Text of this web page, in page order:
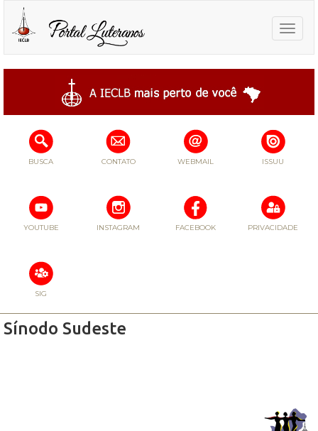
Toggle
BUSCA CONTATO WEBMAIL ISSUU
YOUTUBE INSTAGRAM FACEBOOK PRIVACIDADE
SIG
Sínodo Sudeste